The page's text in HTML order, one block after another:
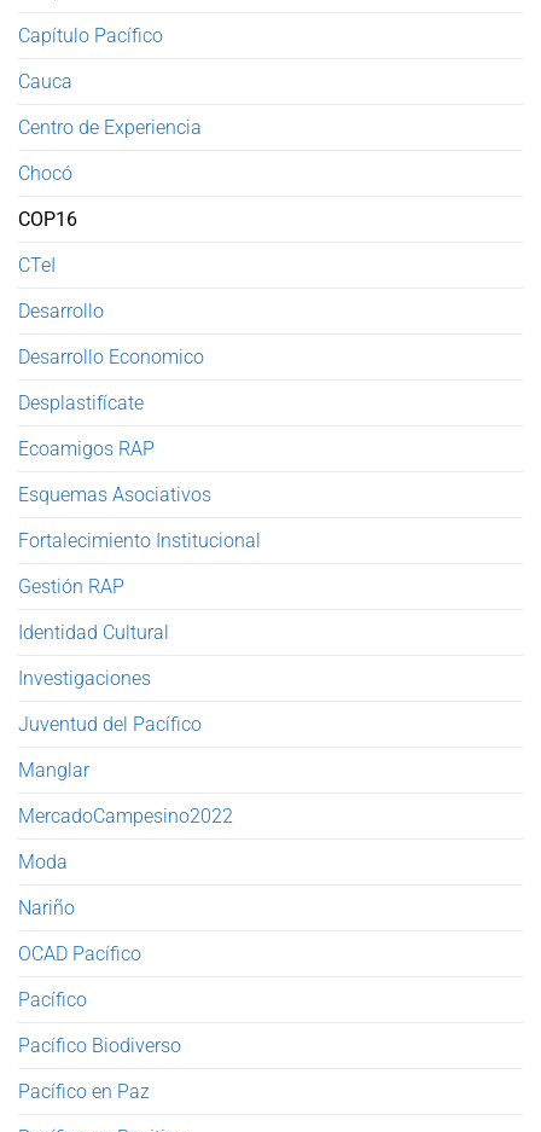
Capítulo Pacífico
Cauca
Centro de Experiencia
Chocó
COP16
CTeI
Desarrollo
Desarrollo Economico
Desplastifícate
Ecoamigos RAP
Esquemas Asociativos
Fortalecimiento Institucional
Gestión RAP
Identidad Cultural
Investigaciones
Juventud del Pacífico
Manglar
MercadoCampesino2022
Moda
Nariño
OCAD Pacífico
Pacífico
Pacífico Biodiverso
Pacífico en Paz